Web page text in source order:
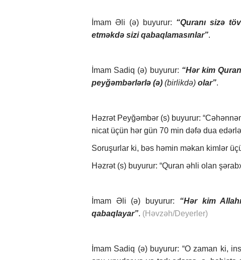
İmam Əli (ə) buyurur: “Quranı sizə
etməkdə sizi qabaqlamasınlar”.
İmam Sadiq (ə) buyurur: “Hər kim
peyğəmbərlərlə (ə) (birlikdə) olar”.
Həzrət Peyğəmbər (s) buyurur:
nicat üçün hər gün 70 min dəfə dua
Soruşurlar ki, bəs həmin məkan kimlər
Həzrət (s) buyurur: “Quran əhli olan
İmam Əli (ə) buyurur: “Hər kim
qabaqlayar”. (Həvzəh/Deyerler)
İmam Sadiq (ə) buyurur: “O zaman ki,